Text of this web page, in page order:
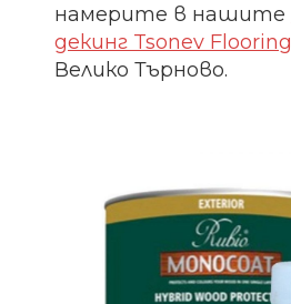
намерите в нашите
декинг Tsonev Flooring
Велико Търново.